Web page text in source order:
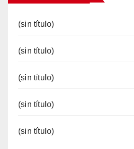
(sin título)
(sin título)
(sin título)
(sin título)
(sin título)